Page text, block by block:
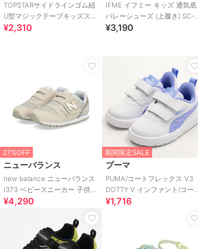
TOPSTARサイドラインゴム紐
U型マジックテープキッズスニ
ーカー
¥2,310
IFME イフミー キッズ 通気底
バレーシューズ (上履き) SC-
0002
¥3,190
27%OFF
ニューバランス
new balance ニューバランス
I373 ベビースニーカー 子供靴
ワンベルト
¥4,290
期間限定SALE
プーマ
PUMA/コートフレックス V3
DOTTY V インファント/コート
フレックス V3 ドッティ
¥1,716